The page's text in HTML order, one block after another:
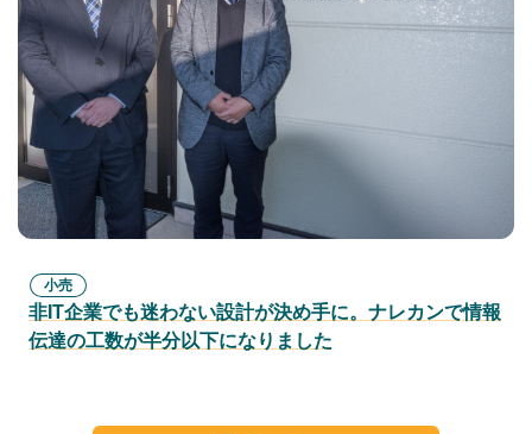
小売
非IT企業でも迷わない設計が決め手に。ナレカンで情報
伝達の工数が半分以下になりました